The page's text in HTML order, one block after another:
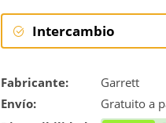
Intercambio
Reconstrucción
Fabricante:
Garrett
Envío:
Gratuito a